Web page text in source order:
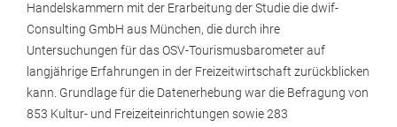
Handelskammern mit der Erarbeitung der Studie die dwif-
Consulting GmbH aus München, die durch ihre
Untersuchungen für das OSV-Tourismusbarometer auf
langjährige Erfahrungen in der Freizeitwirtschaft zurückblicken
kann. Grundlage für die Datenerhebung war die Befragung von
853 Kultur- und Freizeiteinrichtungen sowie 283